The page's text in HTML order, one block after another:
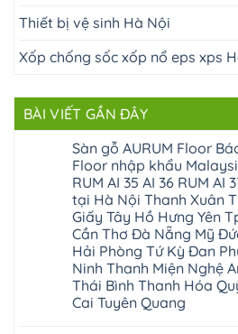
Thiết bị vệ sinh Hà Nội
Xốp chống sốc xốp nổ eps xps
BÀI VIẾT GẦN ĐÂY
Sàn gỗ AURUM Floor
Floor nhập khẩu
RUM AI 35 AI 36 RUM AI
tại Hà Nội Thanh Xuân
Giấy Tây Hồ Hưng Yên
Cần Thơ Đà Nẵng Mỹ
Hải Phòng Tứ Kỳ Đan
Ninh Thanh Miện Nghệ
Thái Bình Thanh Hóa
Cai Tuyên Quang